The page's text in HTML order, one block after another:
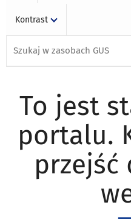
Kontrast
To jest
portalu.
przejść